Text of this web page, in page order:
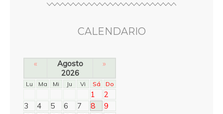
CALENDARIO
«
Agosto
2026
»
Lu Ma Mi Ju Vi Sá Do
1
2
3
4 5 6 7 8
9